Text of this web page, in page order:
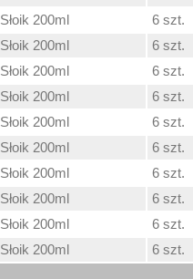
Słoik 200ml
6 szt.
Słoik 200ml
6 szt.
Słoik 200ml
6 szt.
Słoik 200ml
6 szt.
Słoik 200ml
6 szt.
Słoik 200ml
6 szt.
Słoik 200ml
6 szt.
Słoik 200ml
6 szt.
Słoik 200ml
6 szt.
Słoik 200ml
6 szt.